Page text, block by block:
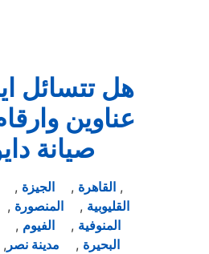
هل تتسائل
عناوين
صيانة
القاهرة , الجيزة ,
,
القليوبية , المنصورة ,
المنوفية , الفيوم ,
البحيرة , مدينة نصر